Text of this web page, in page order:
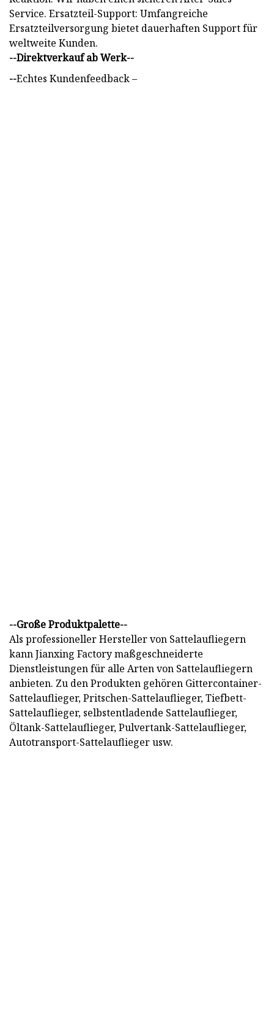
Service. Ersatzteil-Support: Umfangreiche
Ersatzteilversorgung bietet dauerhaften Support für
weltweite Kunden.
--Direktverkauf ab Werk--
--Echtes Kundenfeedback –
--Große Produktpalette--
Als professioneller Hersteller von Sattelaufliegern
kann Jianxing Factory maßgeschneiderte
Dienstleistungen für alle Arten von Sattelaufliegern
anbieten. Zu den Produkten gehören Gittercontainer-
Sattelauflieger, Pritschen-Sattelauflieger, Tiefbett-
Sattelauflieger, selbstentladende Sattelauflieger,
Öltank-Sattelauflieger, Pulvertank-Sattelauflieger,
Autotransport-Sattelauflieger usw.